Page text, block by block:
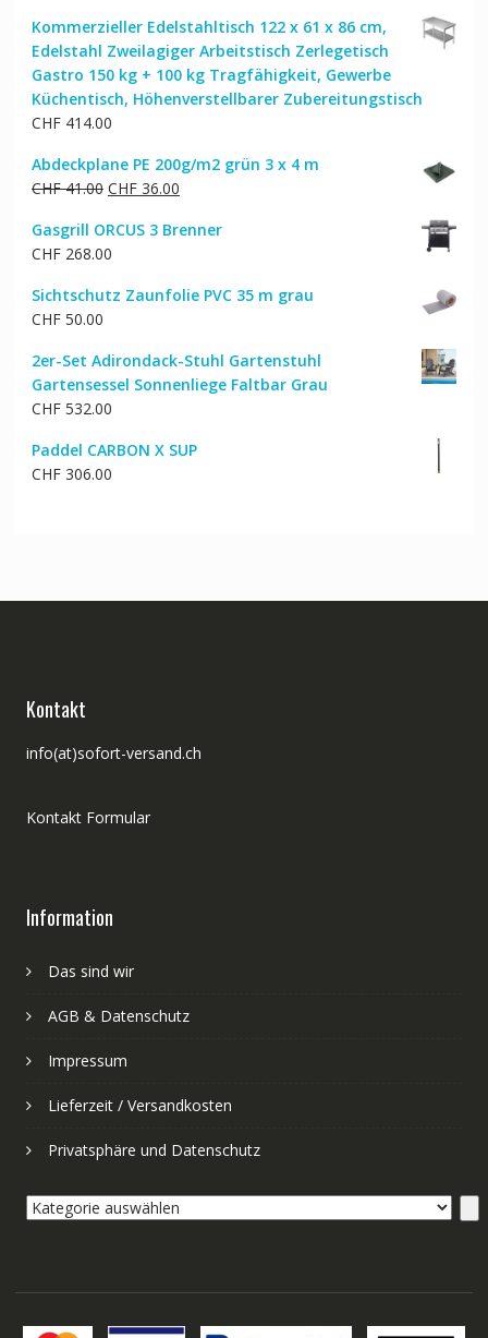
Kommerzieller Edelstahltisch 122 x 61 x 86 cm,
Edelstahl Zweilagiger Arbeitstisch Zerlegetisch
Gastro 150 kg + 100 kg Tragfähigkeit, Gewerbe
Küchentisch, Höhenverstellbarer Zubereitungstisch
CHF414.00
Abdeckplane PE 200g/m2 grün 3 x 4 m
CHF41.00 Ursprünglicher
war:
CHF 41.00
CHF36.00Aktueller
ist:
Gasgrill ORCUS 3 Brenner
CHF268.00
Sichtschutz Zaunfolie PVC 35 m grau
CHF50.00
2er-Set Adirondack-Stuhl Gartenstuhl
Gartensessel Sonnenliege Faltbar Grau
CHF532.00
Paddel CARBON X SUP
CHF306.00
Kontakt
info(at)sofort-versand.ch
Kontakt Formular
Information
Das sind wir
AGB & Datenschutz
Impressum
Lieferzeit / Versandkosten
Privatsphäre und Datenschutz
Kategorie